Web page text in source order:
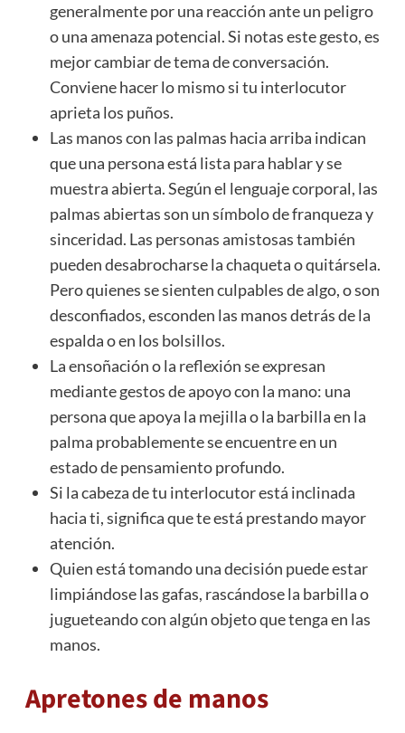
generalmente por una reacción ante un peligro
o una amenaza potencial. Si notas este gesto, es
mejor cambiar de tema de conversación.
Conviene hacer lo mismo si tu interlocutor
aprieta los puños.
Las manos con las palmas hacia arriba indican
que una persona está lista para hablar y se
muestra abierta. Según el lenguaje corporal, las
palmas abiertas son un símbolo de franqueza y
sinceridad. Las personas amistosas también
pueden desabrocharse la chaqueta o quitársela.
Pero quienes se sienten culpables de algo, o son
desconfiados, esconden las manos detrás de la
espalda o en los bolsillos.
La ensoñación o la reflexión se expresan
mediante gestos de apoyo con la mano: una
persona que apoya la mejilla o la barbilla en la
palma probablemente se encuentre en un
estado de pensamiento profundo.
Si la cabeza de tu interlocutor está inclinada
hacia ti, significa que te está prestando mayor
atención.
Quien está tomando una decisión puede estar
limpiándose las gafas, rascándose la barbilla o
jugueteando con algún objeto que tenga en las
manos.
Apretones de manos